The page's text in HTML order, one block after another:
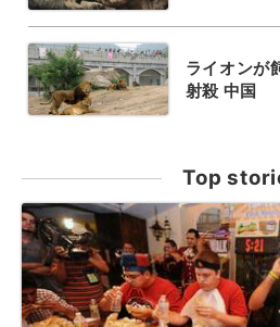
ライオンが
射殺 中国
Top